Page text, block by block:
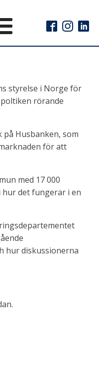
styrelse i Norge för
rörande
Husbanken, som
för att
med 17 000
hur det fungerar i en
hur diskussionerna